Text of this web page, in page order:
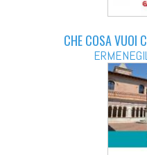
CHE COSA VUOI